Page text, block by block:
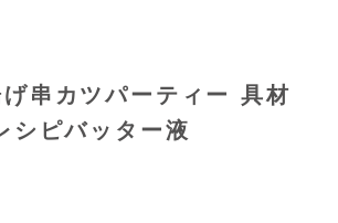
串カツパーティー 具材
シピバッター液